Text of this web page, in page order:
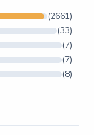
(2661)
(33)
(7)
(7)
(8)